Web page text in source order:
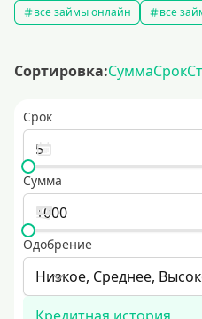
все займы онлайн все
Сортировка:СуммаСрок
Срок
Сумма
Одобрение
Низкое, Среднее,